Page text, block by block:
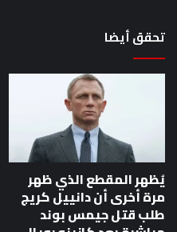
تحقق أيضا
يُظهر المقطع الذي ظهر
مرة أخرى أن دانييل كريج
طلب قتل جيمس بوند